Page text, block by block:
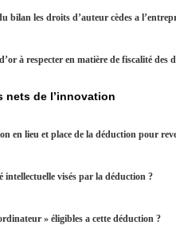
les droits d’auteur cèdes a
à respecter en matière de fiscalité des
nets de l’innovation
en lieu et place de la déduction pour
visés par la déduction ?
» éligibles a cette déduction ?